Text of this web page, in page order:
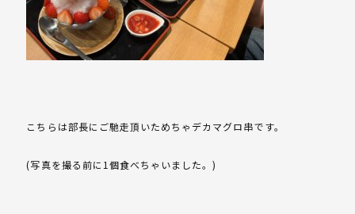
こちらは部長にご馳走頂いためちゃデカマグロ串です。
(写真を撮る前に1個食べちゃいました。)